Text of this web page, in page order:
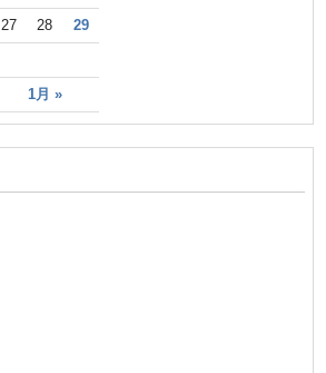
1月 »
27 28 29